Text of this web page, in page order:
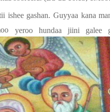
ishee gashan. Guyyaa kana
yeroo hundaa jiini galee